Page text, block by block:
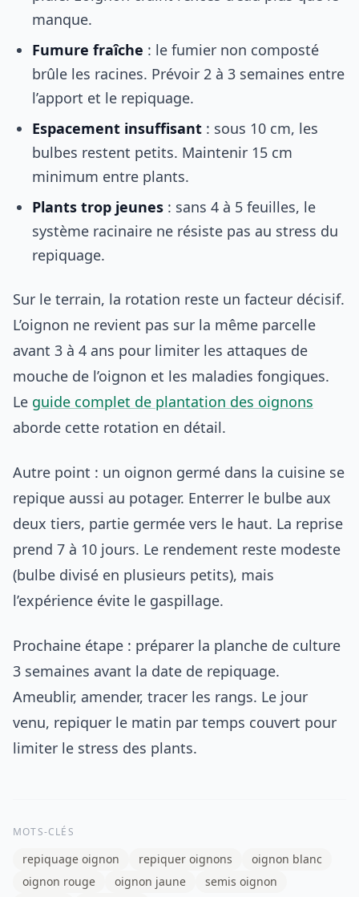
manque.
Fumure fraîche : le fumier non composté
brûle les racines. Prévoir 2 à 3 semaines entre
l’apport et le repiquage.
Espacement insuffisant : sous 10 cm, les
bulbes restent petits. Maintenir 15 cm
minimum entre plants.
Plants trop jeunes : sans 4 à 5 feuilles, le
système racinaire ne résiste pas au stress du
repiquage.
Sur le terrain, la rotation reste un facteur décisif.
L’oignon ne revient pas sur la même parcelle
avant 3 à 4 ans pour limiter les attaques de
mouche de l’oignon et les maladies fongiques.
Le guide complet de plantation des oignons
aborde cette rotation en détail.
Autre point : un oignon germé dans la cuisine se
repique aussi au potager. Enterrer le bulbe aux
deux tiers, partie germée vers le haut. La reprise
prend 7 à 10 jours. Le rendement reste modeste
(bulbe divisé en plusieurs petits), mais
l’expérience évite le gaspillage.
Prochaine étape : préparer la planche de culture
3 semaines avant la date de repiquage.
Ameublir, amender, tracer les rangs. Le jour
venu, repiquer le matin par temps couvert pour
limiter le stress des plants.
MOTS-CLÉS
repiquage oignon repiquer oignons
oignon blanc
oignon rouge
oignon jaune
semis oignon